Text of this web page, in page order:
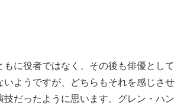
に役者ではなく、その後も俳優として
いようですが、どちらもそれを感じさせ
技だったように思います。グレン・ハン